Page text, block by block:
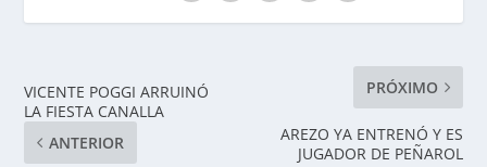
VICENTE POGGI ARRUINÓ
LA FIESTA CANALLA
ANTERIOR
PRÓXIMO
AREZO YA ENTRENÓ Y ES
JUGADOR DE PEÑAROL